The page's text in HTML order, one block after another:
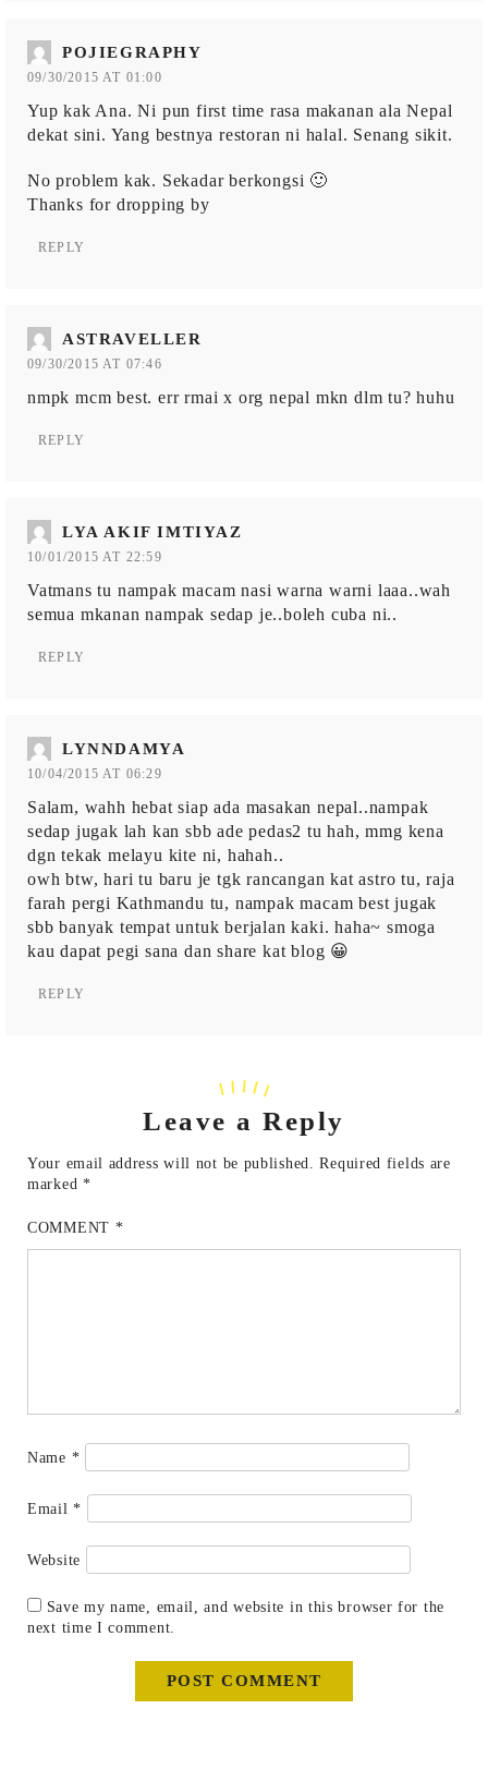
POJIEGRAPHY
09/30/2015 AT 01:00
Yup kak Ana. Ni pun first time rasa makanan ala Nepal
dekat sini. Yang bestnya restoran ni halal. Senang sikit.
No problem kak. Sekadar berkongsi 🙂
Thanks for dropping by
REPLY
ASTRAVELLER
09/30/2015 AT 07:46
nmpk mcm best. err rmai x org nepal mkn dlm tu? huhu
REPLY
LYA AKIF IMTIYAZ
10/01/2015 AT 22:59
Vatmans tu nampak macam nasi warna warni laaa..wah
semua mkanan nampak sedap je..boleh cuba ni..
REPLY
LYNNDAMYA
10/04/2015 AT 06:29
Salam, wahh hebat siap ada masakan nepal..nampak
sedap jugak lah kan sbb ade pedas2 tu hah, mmg kena
dgn tekak melayu kite ni, hahah..
owh btw, hari tu baru je tgk rancangan kat astro tu, raja
farah pergi Kathmandu tu, nampak macam best jugak
sbb banyak tempat untuk berjalan kaki. haha~ smoga
kau dapat pegi sana dan share kat blog 😀
REPLY
Leave a Reply
Your email address will not be published.
Required fields are
marked *
COMMENT *
Name *
Email*
Website
Save my name, email, and website in this browser for the
next time I comment.